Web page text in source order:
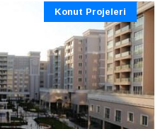
Konut Projeleri